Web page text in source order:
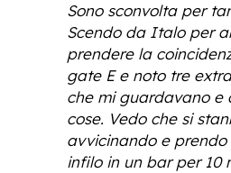
Sono sconvolta per
Scendo da Italo per
prendere la
gate E e noto tre
che mi guardavano e
cose. Vedo che si
avvicinando e
infilo in un bar per 10